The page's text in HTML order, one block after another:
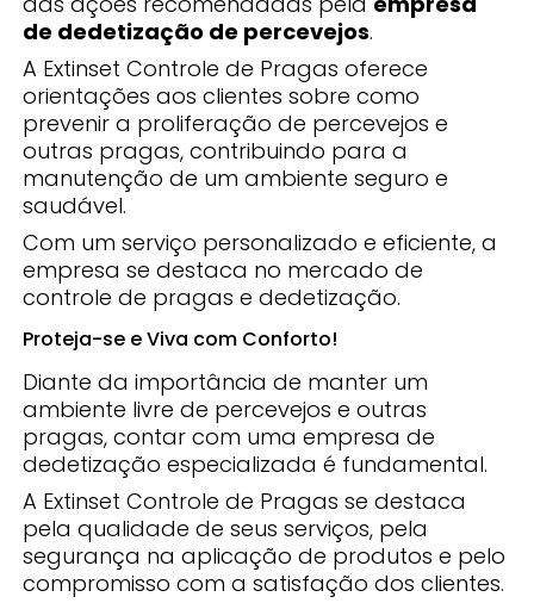
de dedetização de percevejos.
A Extinset Controle de Pragas oferece
orientações aos clientes sobre como
prevenir a proliferação de percevejos e
outras pragas, contribuindo para a
manutenção de um ambiente seguro e
saudável.
Com um serviço personalizado e eficiente, a
empresa se destaca no mercado de
controle de pragas e dedetização.
Proteja-se e Viva com Conforto!
Diante da importância de manter um
ambiente livre de percevejos e outras
pragas, contar com uma empresa de
dedetização especializada é fundamental.
A Extinset Controle de Pragas se destaca
pela qualidade de seus serviços, pela
segurança na aplicação de produtos e pelo
compromisso com a satisfação dos clientes.